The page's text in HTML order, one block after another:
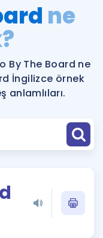
ne
By The Board ne
İngilizce örnek
anlamlıları.